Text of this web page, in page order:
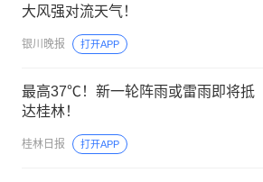
大风强对流天气！
银川晚报 打开APP
最高37℃！新一轮阵雨或雷雨即将抵
达桂林！
桂林日报 打开APP